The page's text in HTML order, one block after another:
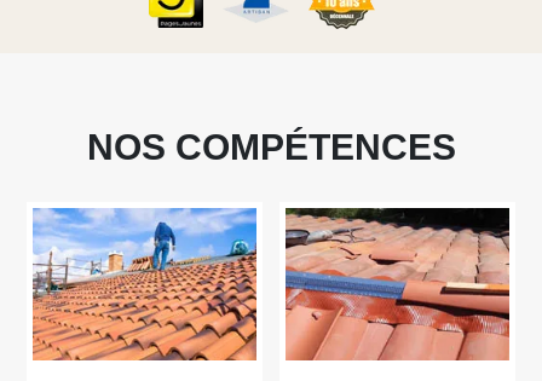
NOS COMPÉTENCES